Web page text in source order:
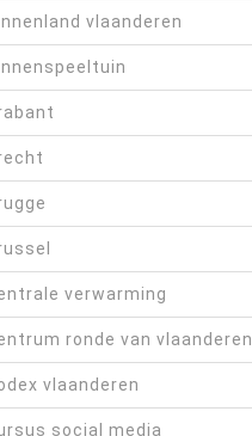
vlaanderen
verwarming
ronde van vlaanderen
vlaanderen
social media